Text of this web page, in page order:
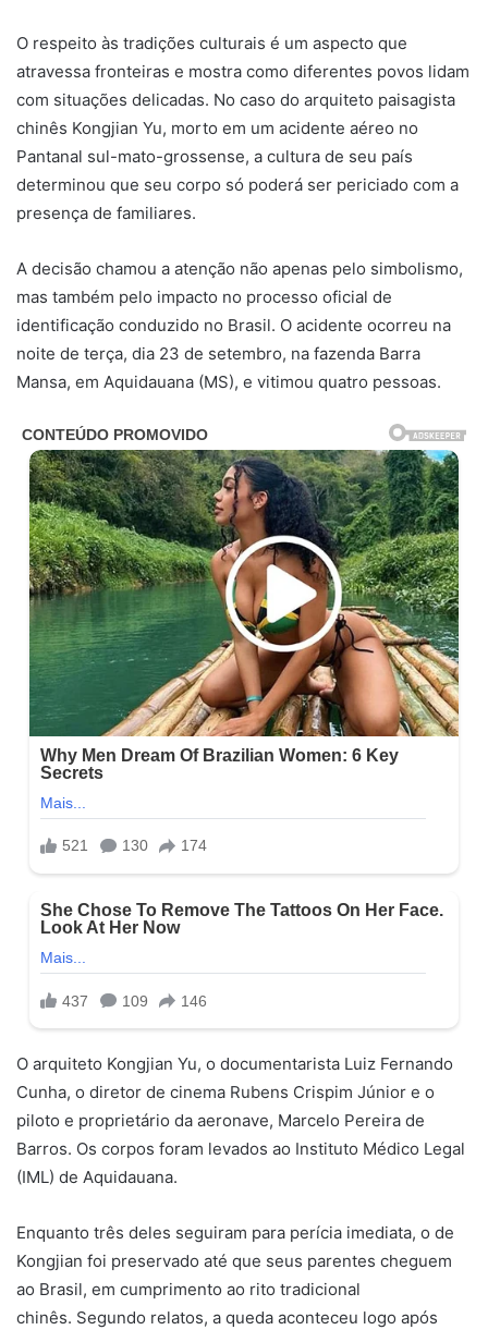
O respeito às tradições culturais é um aspecto que
atravessa fronteiras e mostra como diferentes povos lidam
com situações delicadas. No caso do arquiteto paisagista
chinês Kongjian Yu, morto em um acidente aéreo no
Pantanal sul-mato-grossense, a cultura de seu país
determinou que seu corpo só poderá ser periciado com a
presença de familiares.
A decisão chamou a atenção não apenas pelo simbolismo,
mas também pelo impacto no processo oficial de
identificação conduzido no Brasil. O acidente ocorreu na
noite de terça, dia 23 de setembro, na fazenda Barra
Mansa, em Aquidauana (MS), e vitimou quatro pessoas.
O arquiteto Kongjian Yu, o documentarista Luiz Fernando
Cunha, o diretor de cinema Rubens Crispim Júnior e o
piloto e proprietário da aeronave, Marcelo Pereira de
Barros. Os corpos foram levados ao Instituto Médico Legal
(IML) de Aquidauana.
Enquanto três deles seguiram para perícia imediata, o de
Kongjian foi preservado até que seus parentes cheguem
ao Brasil, em cumprimento ao rito tradicional
chinês. Segundo relatos, a queda aconteceu logo após